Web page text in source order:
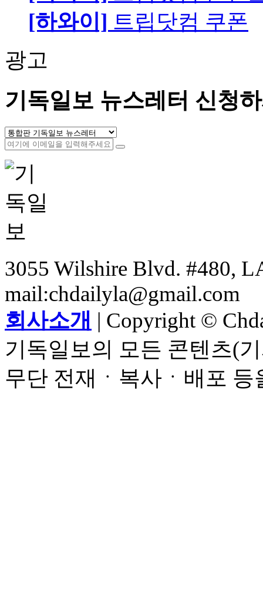
[하와이] 트립닷컴 쿠폰
광고
기독일보 뉴스레터 신청
3055 Wilshire Blvd. #480,
mail:chdailyla@gmail.com
회사소개 | Copyright ©
기독일보의 모든 콘텐츠(
무단 전재ㆍ복사ㆍ배포 등